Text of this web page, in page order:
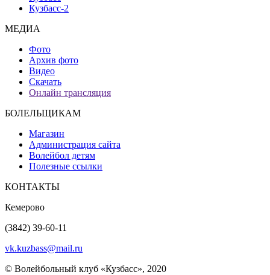
Кузбасс-2
МЕДИА
Фото
Архив фото
Видео
Скачать
Онлайн трансляция
БОЛЕЛЬЩИКАМ
Магазин
Администрация сайта
Волейбол детям
Полезные ссылки
КОНТАКТЫ
Кемерово
(3842) 39-60-11
vk.kuzbass@mail.ru
© Волейбольный клуб «Кузбасс», 2020